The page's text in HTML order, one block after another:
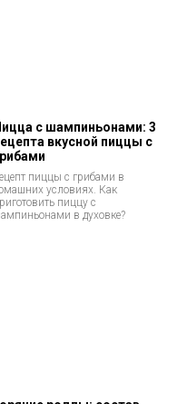
с шампиньонами: 3
вкусной пиццы с
пиццы с грибами в
условиях. Как
пиццу с
в духовке?